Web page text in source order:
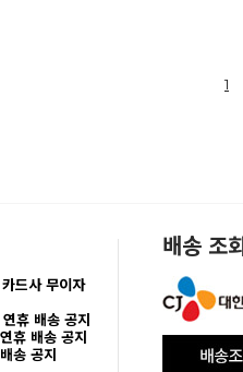
1
드사 무이자
휴 배송 공지
휴 배송 공지
송 공지
배송 조회